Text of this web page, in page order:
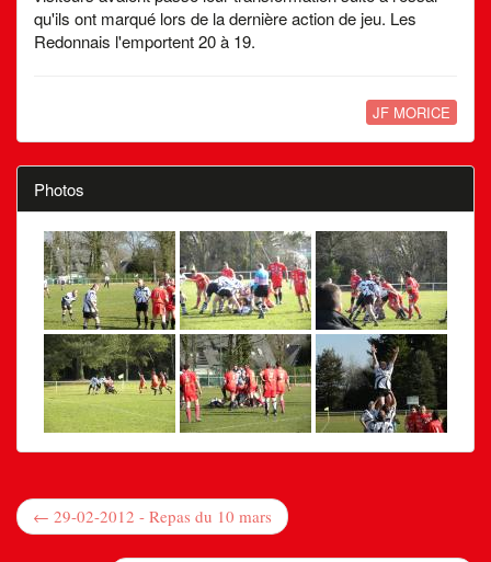
qu'ils ont marqué lors de la dernière action de jeu. Les
Redonnais l'emportent 20 à 19.
JF MORICE
Photos
← 29-02-2012 - Repas du 10 mars